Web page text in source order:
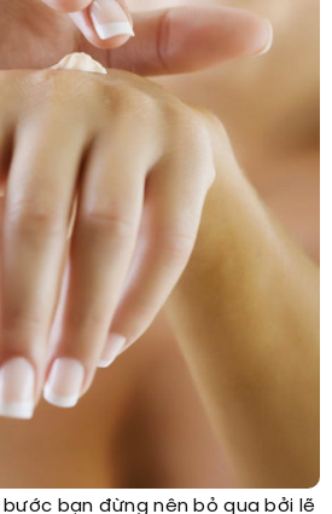
bạn đừng nên bỏ qua bởi lẽ